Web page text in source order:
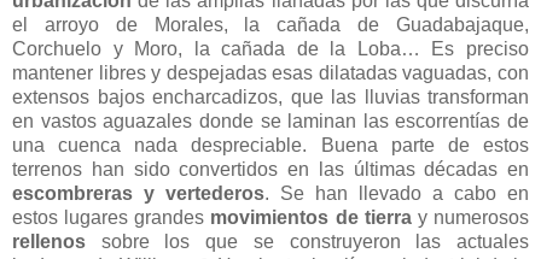
el arroyo de Morales, la cañada de Guadabajaque,
Corchuelo y Moro, la cañada de la Loba… Es preciso
mantener libres y despejadas esas dilatadas vaguadas, con
extensos bajos encharcadizos, que las lluvias transforman
en vastos aguazales donde se laminan las escorrentías de
una cuenca nada despreciable. Buena parte de estos
terrenos han sido convertidos en las últimas décadas en
escombreras y vertederos. Se han llevado a cabo en
estos lugares grandes movimientos de tierray numerosos
rellenos sobre los que se construyeron las actuales